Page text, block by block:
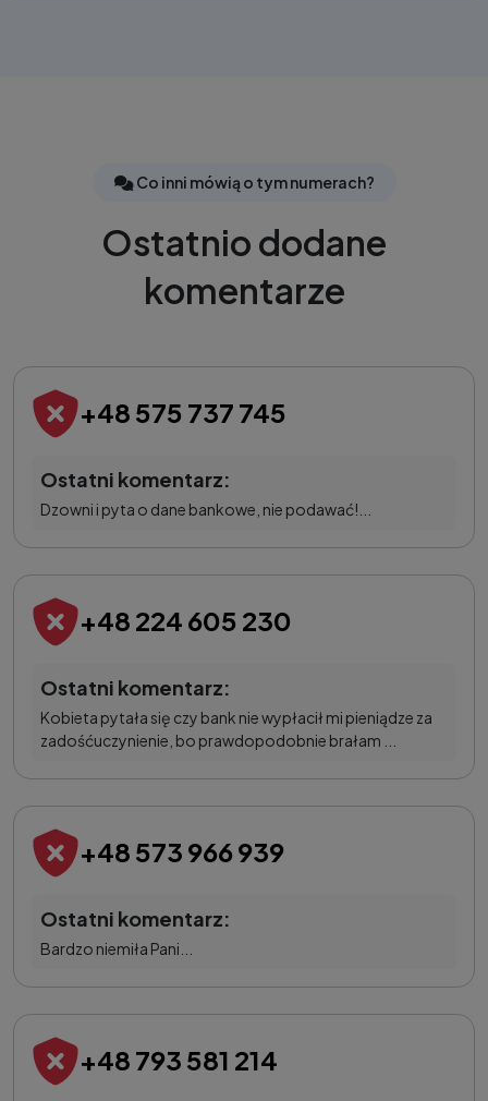
Co inni mówią o tym numerach?
Ostatnio dodane
komentarze
+48 575 737 745
Ostatni komentarz:
Dzowni i pyta o dane bankowe, nie podawać!...
+48 224 605 230
Ostatni komentarz:
Kobieta pytała się czy bank nie wypłacił mi pieniądze za
zadośćuczynienie, bo prawdopodobnie brałam ...
+48 573 966 939
Ostatni komentarz:
Bardzo niemiła Pani...
+48 793 581 214